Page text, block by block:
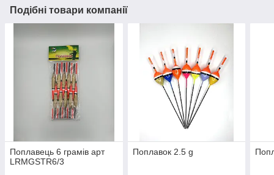
Подібні товари компанії
Поплавець 6 грамів арт
LRMGSTR6/3
Поплавок 2.5 g